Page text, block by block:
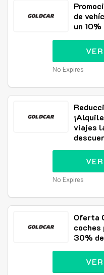
de
un
No Expires
viajes
No Expires
Oferta
coches
30%